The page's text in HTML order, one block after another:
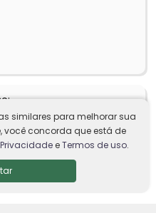
similares para melhorar sua
você concorda que está de
eTermos de uso.